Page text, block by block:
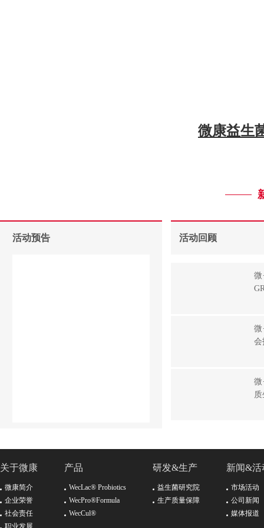
微康益生
活动预告 活动回顾
微
重
菌
微
会
竞
微
关于微康
微康简介
企业荣誉
社会责任
职业发展
产品
WecLac® Probiotics
WecPro®Formula
WecCul®
研发&生产
益生菌研究院
生产质量保障
新闻&活
市场活动
公司新闻
媒体报道